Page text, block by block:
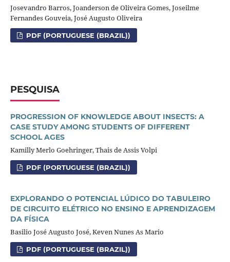
Josevandro Barros, Joanderson de Oliveira Gomes, Joseilme
Fernandes Gouveia, José Augusto Oliveira
PDF (PORTUGUESE (BRAZIL))
PESQUISA
PROGRESSION OF KNOWLEDGE ABOUT INSECTS: A
CASE STUDY AMONG STUDENTS OF DIFFERENT
SCHOOL AGES
Kamilly Merlo Goehringer, Thais de Assis Volpi
PDF (PORTUGUESE (BRAZIL))
EXPLORANDO O POTENCIAL LÚDICO DO TABULEIRO
DE CIRCUITO ELÉTRICO NO ENSINO E APRENDIZAGEM
DA FÍSICA
Basilio José Augusto José, Keven Nunes As Mario
PDF (PORTUGUESE (BRAZIL))